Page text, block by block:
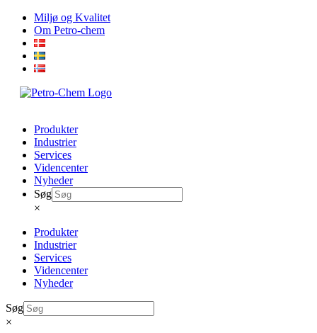
Skip
content
Miljø og Kvalitet
Om Petro-chem
Produkter
Industrier
Services
Videncenter
Nyheder
Søg
×
Produkter
Industrier
Services
Videncenter
Nyheder
Søg
×